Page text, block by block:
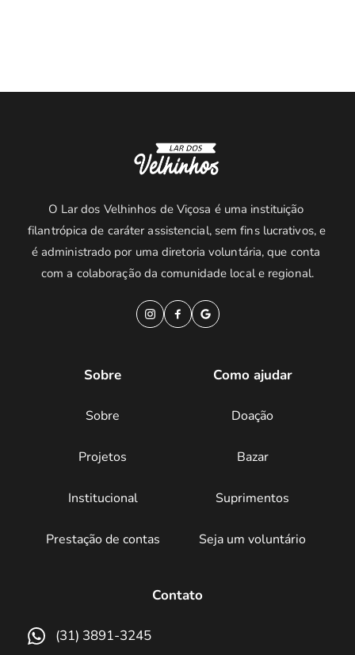
O Lar dos Velhinhos de Viçosa é uma instituição
filantrópica de caráter assistencial, sem fins lucrativos, e
é administrado por uma diretoria voluntária, que conta
com a colaboração da comunidade local e regional.
Sobre
Sobre
Projetos
Institucional
Prestação de contas
Como ajudar
Doação
Bazar
Suprimentos
Seja um voluntário
Contato
(31) 3891-3245